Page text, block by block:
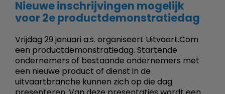
Nieuwe inschrijvingen mogelijk
voor 2e productdemonstratiedag
Vrijdag 29 januari a.s. organiseert Uitvaart.Com
een productdemonstratiedag. Startende
ondernemers of bestaande ondernemers met
een nieuwe product of dienst in de
uitvaartbranche kunnen zich op die dag